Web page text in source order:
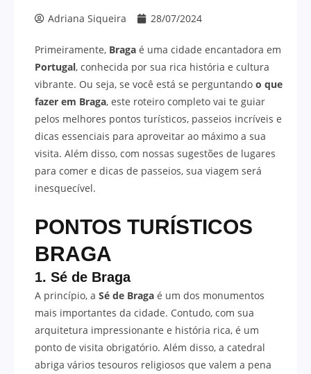
Adriana Siqueira 28/07/2024
Primeiramente, Braga é uma cidade encantadora em
Portugal, conhecida por sua rica história e cultura
vibrante. Ou seja, se você está se perguntando o que
fazer em Braga, este roteiro completo vai te guiar
pelos melhores pontos turísticos, passeios incríveis e
dicas essenciais para aproveitar ao máximo a sua
visita. Além disso, com nossas sugestões de lugares
para comer e dicas de passeios, sua viagem será
inesquecível.
PONTOS TURÍSTICOS
BRAGA
1. Sé de Braga
A princípio, a Sé de Braga é um dos monumentos
mais importantes da cidade. Contudo, com sua
arquitetura impressionante e história rica, é um
ponto de visita obrigatório. Além disso, a catedral
abriga vários tesouros religiosos que valem a pena